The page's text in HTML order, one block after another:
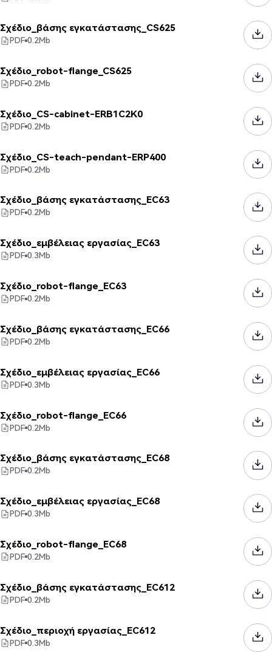
Σχέδιο_βάσης εγκατάστασης_CS625
PDF 0.2Mb
Σχέδιο_robot-flange_CS625
PDF 0.2Mb
Σχέδιο_CS-cabinet-ERB1C2K0
PDF 0.2Mb
Σχέδιο_CS-teach-pendant-ERP400
PDF 0.2Mb
Σχέδιο_βάσης εγκατάστασης_EC63
PDF 0.2Mb
Σχέδιο_εμβέλειας εργασίας_EC63
PDF 0.3Mb
Σχέδιο_robot-flange_EC63
PDF 0.2Mb
Σχέδιο_βάσης εγκατάστασης_EC66
PDF 0.2Mb
Σχέδιο_εμβέλειας εργασίας_EC66
PDF 0.3Mb
Σχέδιο_robot-flange_EC66
PDF 0.2Mb
Σχέδιο_βάσης εγκατάστασης_EC68
PDF 0.2Mb
Σχέδιο_εμβέλειας εργασίας_EC68
PDF 0.3Mb
Σχέδιο_robot-flange_EC68
PDF 0.2Mb
Σχέδιο_βάσης εγκατάστασης_EC612
PDF 0.2Mb
Σχέδιο_περιοχή εργασίας_EC612
PDF 0.3Mb